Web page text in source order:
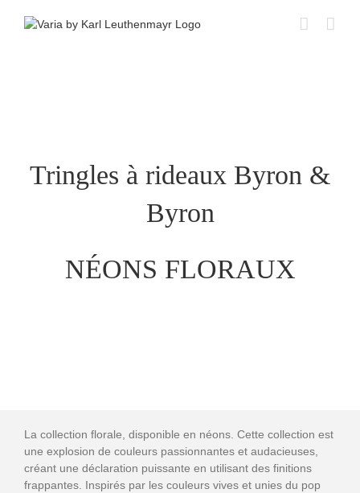
Tringles à rideaux Byron &
Byron
NÉONS FLORAUX
La collection florale, disponible en néons. Cette collection est
une explosion de couleurs passionnantes et audacieuses,
créant une déclaration puissante en utilisant des finitions
frappantes. Inspirés par les couleurs vives et unies du pop